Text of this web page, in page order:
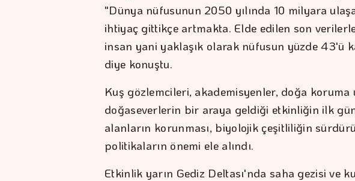
"Dünya nüfusunun 2050 yılında 10 milyara
ihtiyaç gittikçe artmakta. Elde edilen son
insan yani yaklaşık olarak nüfusun yüzde 43'ü
diye konuştu.
Kuş gözlemcileri, akademisyenler, doğa koruma
doğaseverlerin bir araya geldiği etkinliğin ilk
alanların korunması, biyolojik çeşitliliğin
politikaların önemi ele alındı.
Etkinlik yarın Gediz Deltası'nda saha gezisi ve